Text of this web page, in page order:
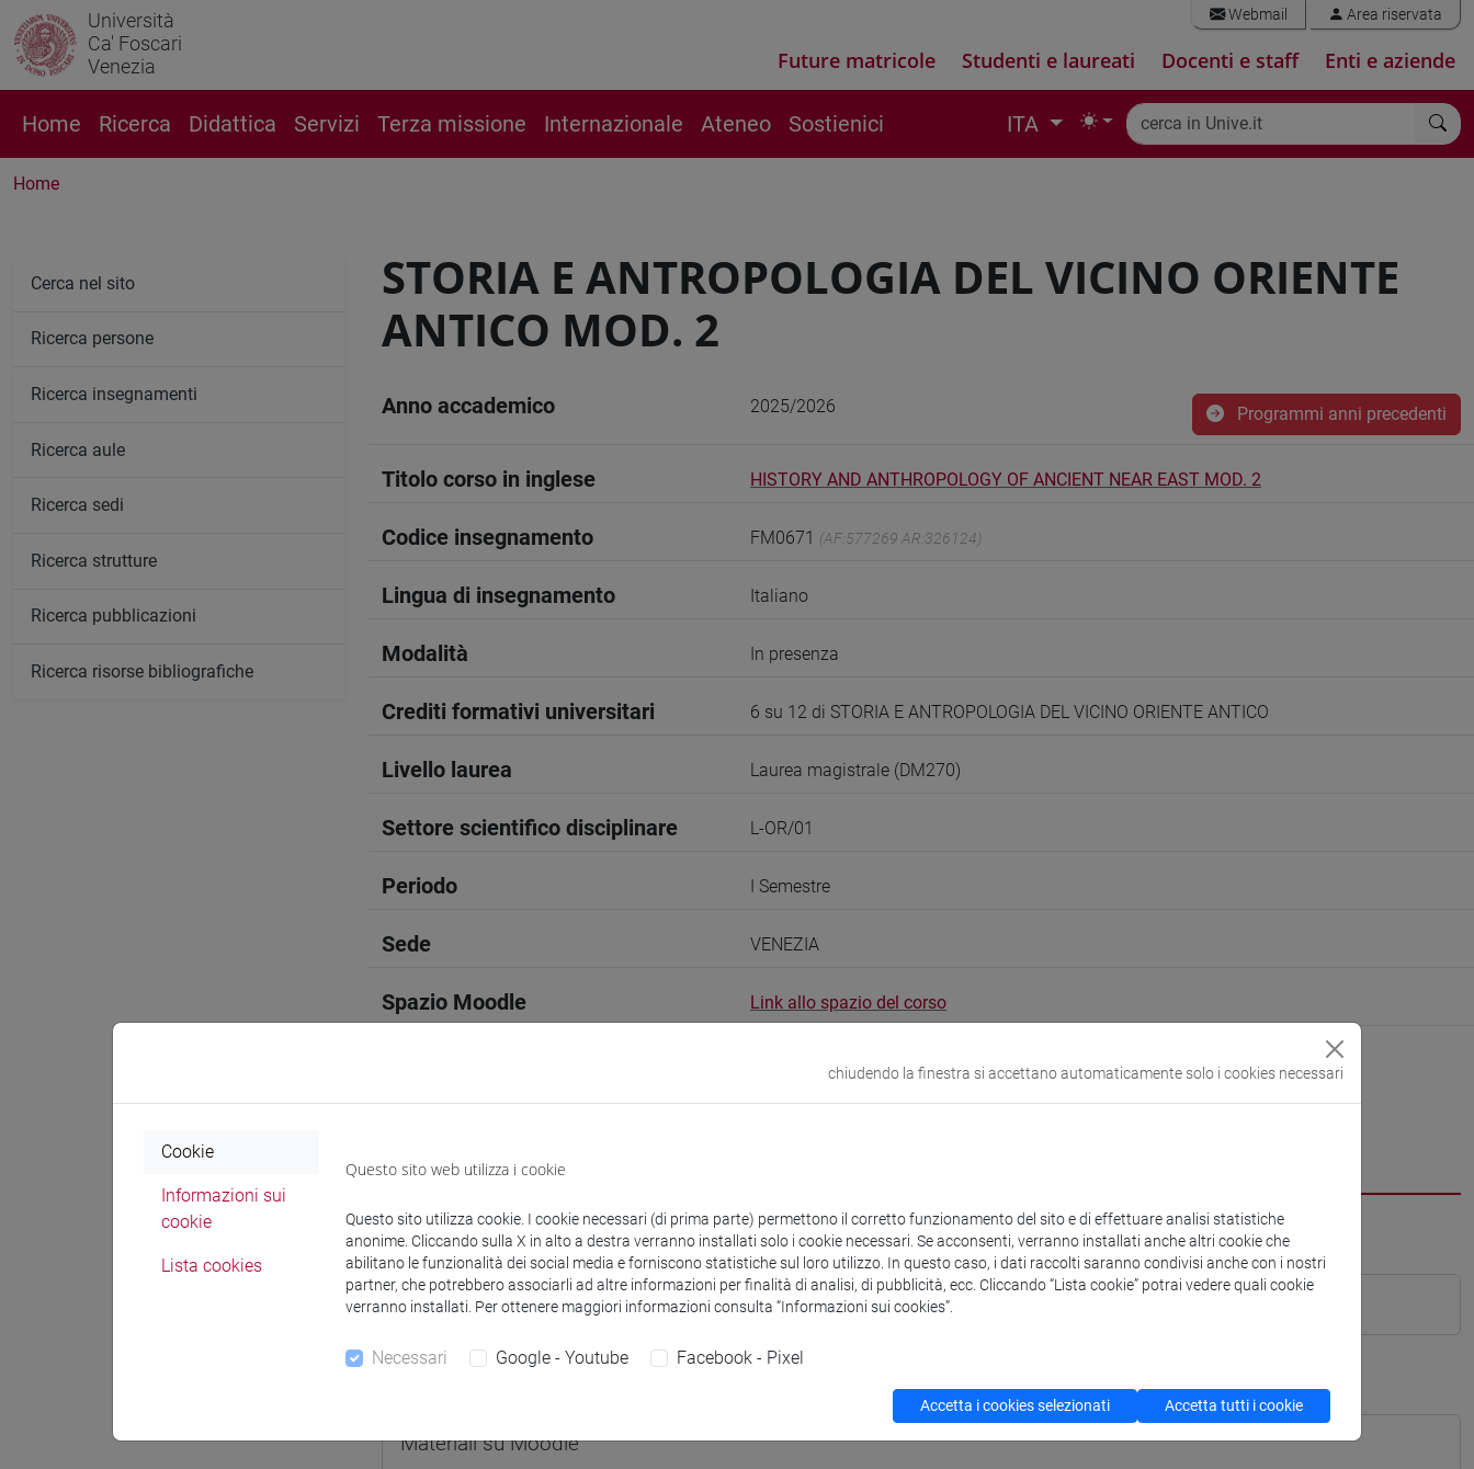
Università
Ca' Foscari
Venezia
Webmail Area riservata
Future matricole Studenti e laureati Docenti e staff Enti e aziende
Home Ricerca Didattica Servizi Terza missione Internazionale Ateneo Sostienici ITA
Home
STORIA E ANTROPOLOGIA DEL VICINO ORIENTE
ANTICO MOD. 2
Anno accademico 2025/2026 Programmi anni precedenti
Titolo corso in inglese HISTORY AND ANTHROPOLOGY OF ANCIENT NEAR EAST MOD. 2
Codice insegnamento FM0671 (AF:577269 AR:326124)
Lingua di insegnamento Italiano
Modalità In presenza
Crediti formativi universitari 6 su 12 di STORIA E ANTROPOLOGIA DEL VICINO ORIENTE ANTICO
Livello laurea Laurea magistrale (DM270)
Settore scientifico disciplinare L-OR/01
Periodo I Semestre
Sede VENEZIA
Spazio Moodle Link allo spazio del corso
Docenti
GILIBERT Alessandra- 30h Lezione
Materiali su Moodle
Cerca nel sito
Ricerca persone
Ricerca insegnamenti
Ricerca aule
Ricerca sedi
Ricerca strutture
Ricerca pubblicazioni
Ricerca risorse bibliografiche
chiudendo la finestra si accettano automaticamente solo i cookies necessari
Cookie
Informazioni sui
cookie
Lista cookies
Questo sito web utilizza i cookie
Questo sito utilizza cookie. I cookie necessari (di prima parte) permettono il corretto funzionamento del sito e di effettuare analisi statistiche
anonime. Cliccando sulla X in alto a destra verranno installati solo i cookie necessari. Se acconsenti, verranno installati anche altri cookie che
abilitano le funzionalità dei social media e forniscono statistiche sul loro utilizzo. In questo caso, i dati raccolti saranno condivisi anche con i nostri
partner, che potrebbero associarli ad altre informazioni per finalità di analisi, di pubblicità, ecc. Cliccando “Lista cookie” potrai vedere quali cookie
verranno installati. Per ottenere maggiori informazioni consulta “Informazioni sui cookies”.
Necessari Google - Youtube Facebook - Pixel
Accetta i cookies selezionati Accetta tutti i cookie